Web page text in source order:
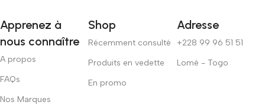
Apprenez à
nous connaître
A propos
FAQs
Nos Marques
Shop
Récemment consulté
Produits en vedette
En promo
Adresse
+228 99 96 51 51
Lomé - Togo